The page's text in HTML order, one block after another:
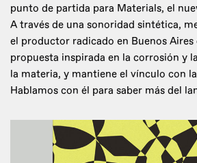
punto de partida para Materials, el
A través de una sonoridad sintética,
el productor radicado en Buenos Aires
propuesta inspirada en la corrosión y
la materia, y mantiene el vínculo con
Hablamos con él para saber más del